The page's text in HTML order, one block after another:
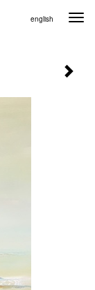
english